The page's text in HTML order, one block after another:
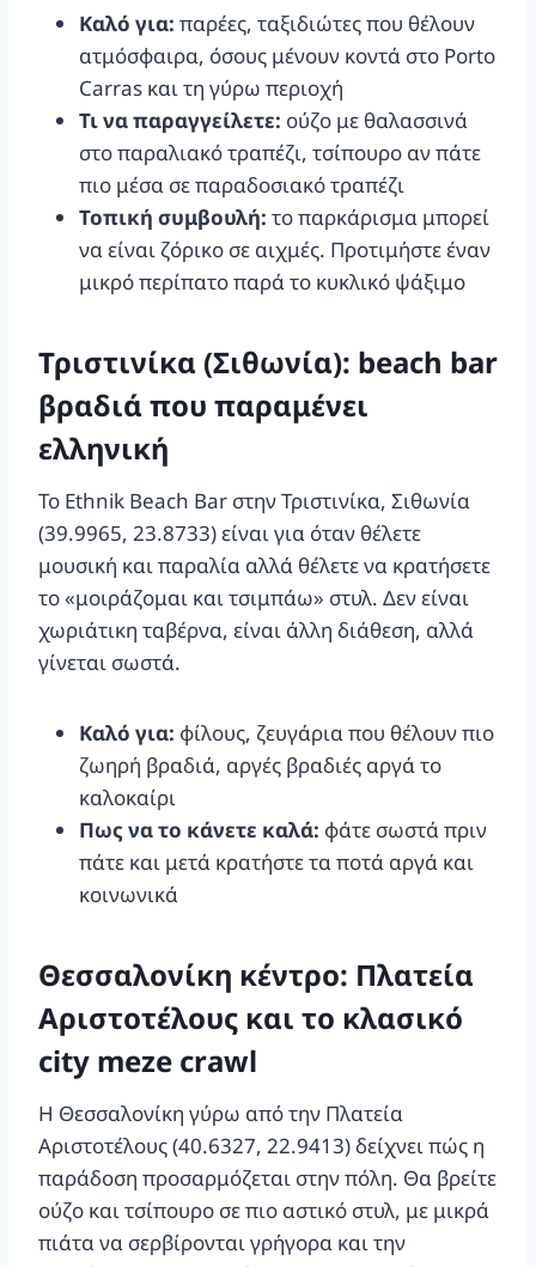
Καλό για: παρέες, ταξιδιώτες που θέλουν
ατμόσφαιρα, όσους μένουν κοντά στο Porto
Carras και τη γύρω περιοχή
Τι να παραγγείλετε: ούζο με θαλασσινά
στο παραλιακό τραπέζι, τσίπουρο αν πάτε
πιο μέσα σε παραδοσιακό τραπέζι
Τοπική συμβουλή: το παρκάρισμα μπορεί
να είναι ζόρικο σε αιχμές. Προτιμήστε έναν
μικρό περίπατο παρά το κυκλικό ψάξιμο
Τριστινίκα (Σιθωνία): beach bar
βραδιά που παραμένει
ελληνική
Το Ethnik Beach Bar στην Τριστινίκα, Σιθωνία
(39.9965, 23.8733) είναι για όταν θέλετε
μουσική και παραλία αλλά θέλετε να κρατήσετε
το «μοιράζομαι και τσιμπάω» στυλ. Δεν είναι
χωριάτικη ταβέρνα, είναι άλλη διάθεση, αλλά
γίνεται σωστά.
Καλό για: φίλους, ζευγάρια που θέλουν πιο
ζωηρή βραδιά, αργές βραδιές αργά το
καλοκαίρι
Πως να το κάνετε καλά: φάτε σωστά πριν
πάτε και μετά κρατήστε τα ποτά αργά και
κοινωνικά
Θεσσαλονίκη κέντρο: Πλατεία
Αριστοτέλους και το κλασικό
city meze crawl
Η Θεσσαλονίκη γύρω από την Πλατεία
Αριστοτέλους (40.6327, 22.9413) δείχνει πώς η
παράδοση προσαρμόζεται στην πόλη. Θα βρείτε
ούζο και τσίπουρο σε πιο αστικό στυλ, με μικρά
πιάτα να σερβίρονται γρήγορα και την